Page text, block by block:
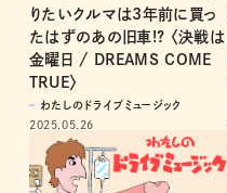
りたいクルマは3年前に買っ
たはずのあの旧車!? 〈決戦は
金曜日 / DREAMS COME
TRUE〉
わたしのドライブミュージック
2025.05.26